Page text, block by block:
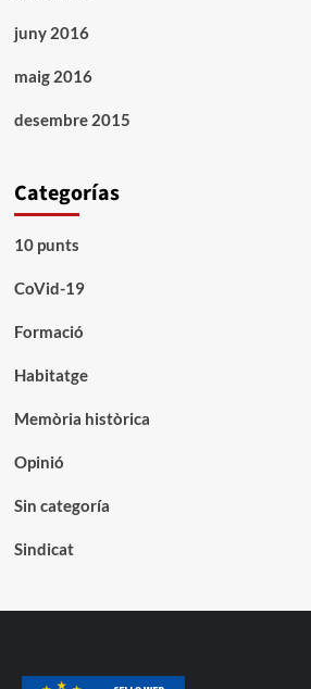
juny 2016
maig 2016
desembre 2015
Categorías
10 punts
CoVid-19
Formació
Habitatge
Memòria històrica
Opinió
Sin categoría
Sindicat